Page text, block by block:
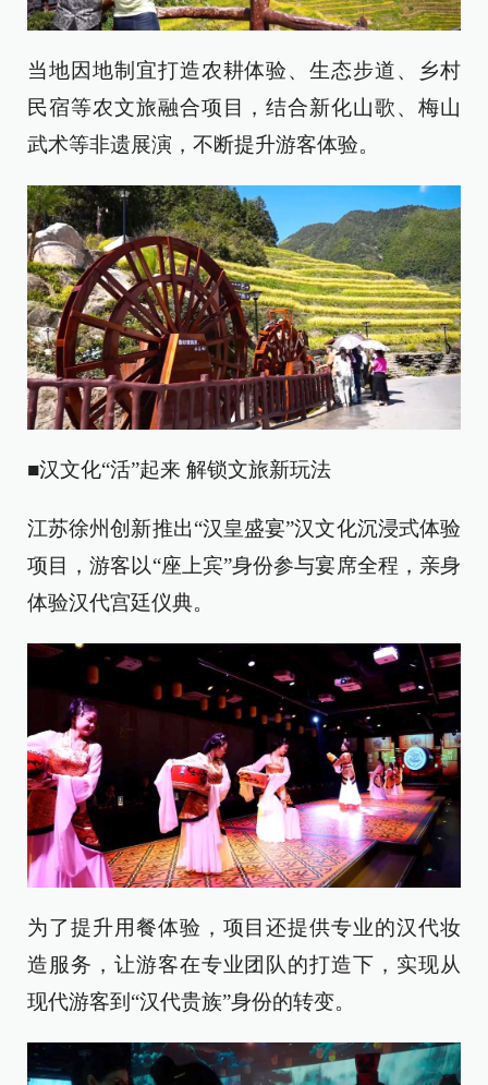
当地因地制宜打造农耕体验、生态步道、乡村
民宿等农文旅融合项目，结合新化山歌、梅山
武术等非遗展演，不断提升游客体验。
■汉文化“活”起来 解锁文旅新玩法
江苏徐州创新推出“汉皇盛宴”汉文化沉浸式体验
项目，游客以“座上宾”身份参与宴席全程，亲身
体验汉代宫廷仪典。
为了提升用餐体验，项目还提供专业的汉代妆
造服务，让游客在专业团队的打造下，实现从
现代游客到“汉代贵族”身份的转变。